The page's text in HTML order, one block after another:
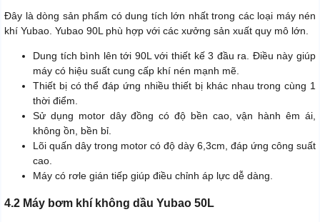
Đây là dòng sản phẩm có dung tích lớn nhất trong các loại máy nén
khí Yubao. Yubao 90L phù hợp với các xưởng sản xuất quy mô lớn.
Dung tích bình lên tới 90L với thiết kế 3 đầu ra. Điều này giúp
máy có hiệu suất cung cấp khí nén mạnh mẽ.
Thiết bị có thể đáp ứng nhiều thiết bị khác nhau trong cùng 1
thời điểm.
Sử dụng motor dây đồng có độ bền cao, vận hành êm ái,
không ồn, bền bỉ.
Lõi quấn dây trong motor có độ dày 6,3cm, đáp ứng công suất
cao.
Máy có rơle gián tiếp giúp điều chỉnh áp lực dễ dàng.
4.2 Máy bơm khí không dầu Yubao 50L